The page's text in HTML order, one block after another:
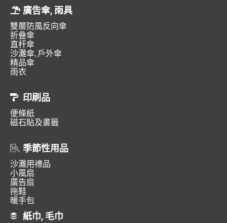
廣告傘, 雨具
雙層防風反向傘
折叠傘
直杆傘
沙灘傘, 戶外傘
精品傘
雨衣
印刷品
便條紙
磁石貼及書籤
季節性用品
沙灘用禮品
小風扇
廣告扇
拖鞋
暖手包
紙巾, 毛巾